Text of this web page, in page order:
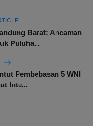
Barat: Ancaman
Puluha...
Pembebasan 5 WNI
Inte...